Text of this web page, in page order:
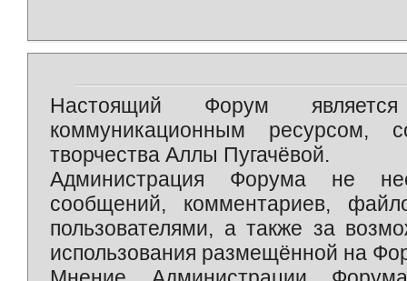
Настоящий Форум является
коммуникационным ресурсом,
творчества Аллы Пугачёвой.
Администрация Форума не
сообщений, комментариев,
пользователями, а также за
использования размещённой на